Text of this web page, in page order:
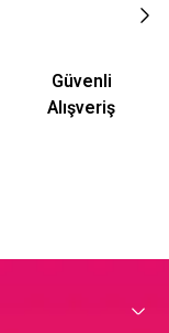
Güvenli
Alışveriş